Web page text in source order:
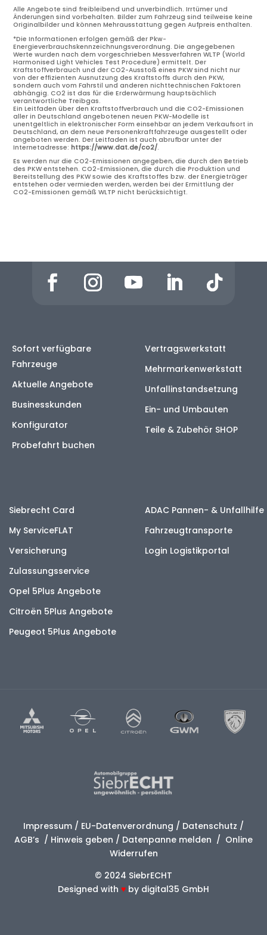
Alle Angebote sind freibleibend und unverbindlich. Irrtümer und
Änderungen sind vorbehalten. Bilder zum Fahrzeug sind teilweise keine
Originalbilder und können Mehrausstattung gegen Aufpreis enthalten.
*Die Informationen erfolgen gemäß der Pkw-
Energieverbrauchskennzeichnungsverordnung. Die angegebenen
Werte wurden nach dem vorgeschrieben Messverfahren WLTP (World
Harmonised Light Vehicles Test Procedure) ermittelt. Der
Kraftstoffverbrauch und der CO2-Ausstoß eines PKW sind nicht nur
von der effizienten Ausnutzung des Kraftstoffs durch den PKW,
sondern auch vom Fahrstil und anderen nichttechnischen Faktoren
abhängig. CO2 ist das für die Erderwärmung hauptsächlich
verantwortliche Treibgas.
Ein Leitfaden über den Kraftstoffverbrauch und die CO2-Emissionen
aller in Deutschland angebotenen neuen PKW-Modelle ist
unentgeltlich in elektronischer Form einsehbar an jedem Verkaufsort in
Deutschland, an dem neue Personenkraftfahrzeuge ausgestellt oder
angeboten werden. Der Leitfaden ist auch abrufbar unter der
Internetadresse:https://www.dat.de/co2/.
Es werden nur die CO2-Emissionen angegeben, die durch den Betrieb
des PKW entstehen. CO2-Emissionen, die durch die Produktion und
Bereitstellung des PKW sowie des Kraftstoffes bzw. der Energieträger
entstehen oder vermieden werden, werden bei der Ermittlung der
CO2-Emissionen gemäß WLTP nicht berücksichtigt.
Sofort verfügbare
Fahrzeuge
Aktuelle Angebote
Businesskunden
Konfigurator
Probefahrt buchen
Vertragswerkstatt
Mehrmarkenwerkstatt
Unfallinstandsetzung
Ein- und Umbauten
Teile & Zubehör SHOP
Siebrecht Card
My ServiceFLAT
Versicherung
Zulassungsservice
Opel 5Plus Angebote
Citroën 5Plus Angebote
Peugeot 5Plus Angebote
ADAC Pannen- & Unfallhilfe
Fahrzeugtransporte
Login Logistikportal
Impressum / EU-Datenverordnung / Datenschutz /
AGB’s / Hinweis geben / Datenpanne melden / Online
Widerrufen
© 2024 SiebrECHT
Designed with ♥ by digital35 GmbH